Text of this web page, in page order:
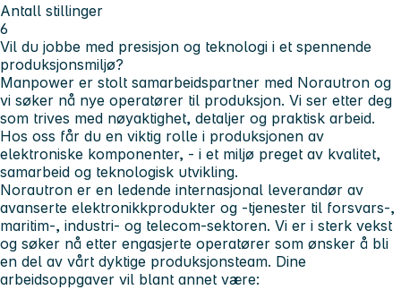
Antall stillinger
6
Vil du jobbe med presisjon og teknologi i et spennende
produksjonsmiljø?
Manpower er stolt samarbeidspartner med Norautron og
vi søker nå nye operatører til produksjon. Vi ser etter deg
som trives med nøyaktighet, detaljer og praktisk arbeid.
Hos oss får du en viktig rolle i produksjonen av
elektroniske komponenter, - i et miljø preget av kvalitet,
samarbeid og teknologisk utvikling.
Norautron er en ledende internasjonal leverandør av
avanserte elektronikkprodukter og -tjenester til forsvars-,
maritim-, industri- og telecom-sektoren. Vi er i sterk vekst
og søker nå etter engasjerte operatører som ønsker å bli
en del av vårt dyktige produksjonsteam. Dine
arbeidsoppgaver vil blant annet være: